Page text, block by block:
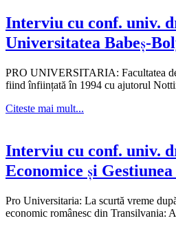
Interviu cu conf. univ.
Universitatea Babeș-
PRO UNIVERSITARIA: Facultatea
fiind înființată în 1994 cu ajutorul
Citeste mai mult...
Interviu cu conf. univ.
Economice și
Pro Universitaria: La scurtă vreme
economic românesc din Transilvania: